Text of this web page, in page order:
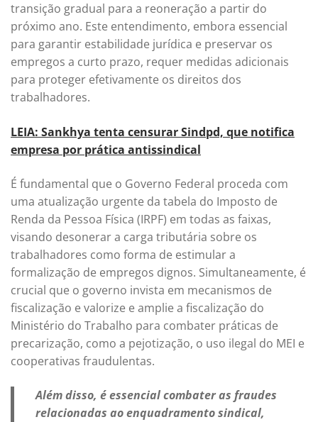
transição gradual para a reoneração a partir do
próximo ano. Este entendimento, embora essencial
para garantir estabilidade jurídica e preservar os
empregos a curto prazo, requer medidas adicionais
para proteger efetivamente os direitos dos
trabalhadores.
LEIA: Sankhya tenta censurar Sindpd, que notifica
empresa por prática antissindical
É fundamental que o Governo Federal proceda com
uma atualização urgente da tabela do Imposto de
Renda da Pessoa Física (IRPF) em todas as faixas,
visando desonerar a carga tributária sobre os
trabalhadores como forma de estimular a
formalização de empregos dignos. Simultaneamente, é
crucial que o governo invista em mecanismos de
fiscalização e valorize e amplie a fiscalização do
Ministério do Trabalho para combater práticas de
precarização, como a pejotização, o uso ilegal do MEI e
cooperativas fraudulentas.
Além disso, é essencial combater as fraudes
relacionadas ao enquadramento sindical,